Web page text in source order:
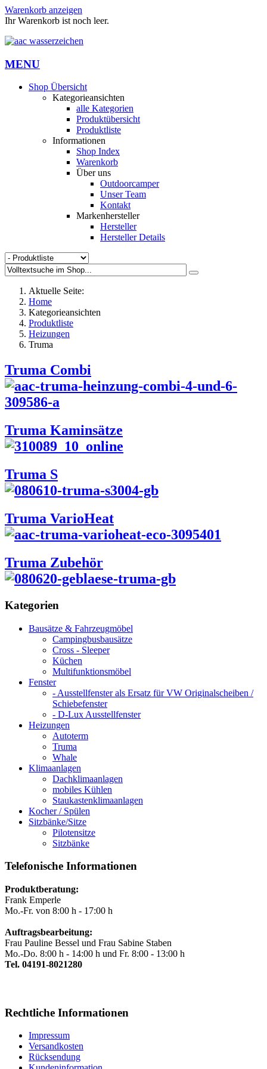
Warenkorb anzeigen
Ihr Warenkorb ist noch leer.
MENU
Shop Übersicht
Kategorieansichten
alle Kategorien
Produktübersicht
Produktliste
Informationen
Shop Index
Warenkorb
Über uns
Outdoorcamper
Unser Team
Kontakt
Markenhersteller
Hersteller
Hersteller Details
Aktuelle Seite:
Home
Kategorieansichten
Produktliste
Heizungen
Truma
Truma Combi
Truma Kaminsätze
Truma S
Truma VarioHeat
Truma Zubehör
Kategorien
Bausätze & Fahrzeugmöbel
Campingbusbausätze
Cross - Sleeper
Küchen
Multifunktionsmöbel
Fenster
- Ausstellfenster als Ersatz für VW Originalscheiben /
Schiebefenster
- D-Lux Ausstellfenster
Heizungen
Autoterm
Truma
Whale
Klimaanlagen
Dachklimaanlagen
mobiles Kühlen
Staukastenklimaanlagen
Kocher / Spülen
Sitzbänke/Sitze
Pilotensitze
Sitzbänke
Telefonische Informationen
Produktberatung:
Frank Emperle
Mo.-Fr. von 8:00 h - 17:00 h
Auftragsbearbeitung:
Frau Pauline Bessel und Frau Sabine Staben
Mo.-Do. 8:00 h - 14:00 h und Fr. 8:00 - 13:00 h
Tel. 04191-8021280
Rechtliche Informationen
Impressum
Versandkosten
Rücksendung